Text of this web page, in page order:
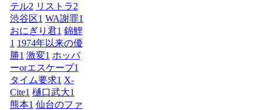
テル2 リストラ2
渋谷区1 WA謝罪1
おにぎり君1 錦鯉
1 1974年以来の優
勝1 激変1 ホッパ
ーorエスケープ1
タイム要求1 X-
Cite1 樋口武大1
熊本1 仙台のファ